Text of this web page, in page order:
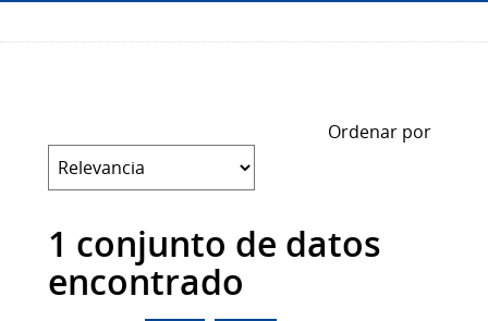
Ordenar por
1 conjunto de datos
encontrado